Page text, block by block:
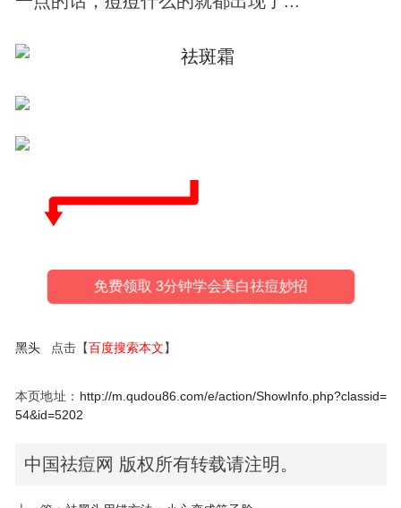
免费领取 3分钟学会美白祛痘妙招
黑头点击【百度搜索本文】
本页地址： http://m.qudou86.com/e/action/ShowInfo.php?classid=
54&id=5202
中国祛痘网 版权所有转载请注明。